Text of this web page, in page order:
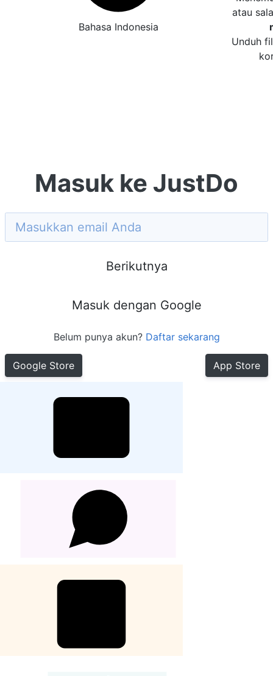
Bahasa Indonesia
atau
Unduh
Masuk ke JustDo
Berikutnya
Masuk dengan Google
Belum punya akun? Daftar sekarang
Google Store App Store